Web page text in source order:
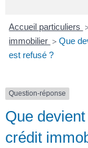
Accueil particuliers
immobilier > Que
est refusé ?
Question-réponse
Que
crédit